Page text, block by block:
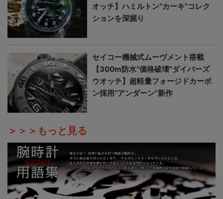
オッチ】ハミルトン“カーキ”コレク
ションを深掘り
セイコー機械式ムーヴメント搭載
【300m防水“価格破壊”ダイバーズ
ウオッチ】超軽量フォージドカーボ
ン採用“アンダーン”新作
＞＞＞もっと見る